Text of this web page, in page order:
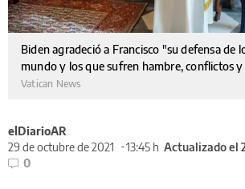
Biden agradeció a Francisco "su defensa de
mundo y los que sufren hambre, conflictos
Vatican News
elDiarioAR
29 de octubre de 2021
13:45 h Actualizado el
0